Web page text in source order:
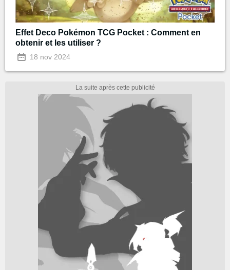
Effet Deco Pokémon TCG Pocket : Comment en
obtenir et les utiliser ?
18 nov 2024